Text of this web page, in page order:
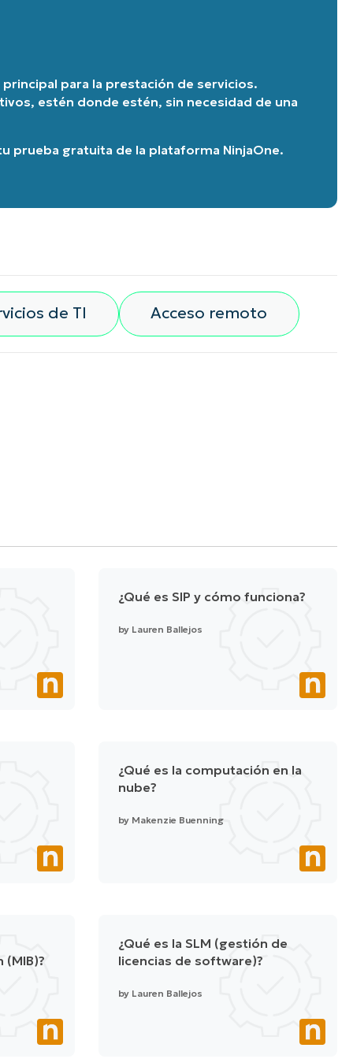
para la prestación de servicios.
estén donde estén, sin necesidad de una
prueba gratuita de la plataforma NinjaOne.
de TI Acceso remoto
¿Qué es SIP y cómo funciona?
by Lauren Ballejos
¿Qué es la computación en la
nube?
by Makenzie Buenning
¿Qué es la SLM (gestión de
licencias de software)?
by Lauren Ballejos